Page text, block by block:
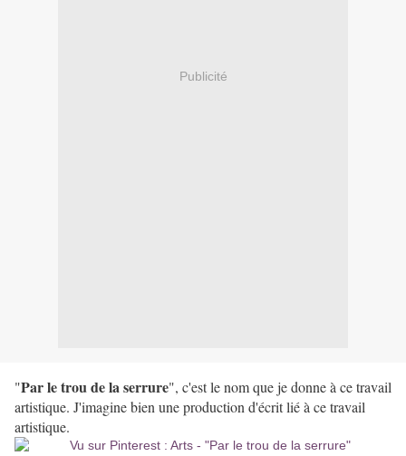
Publicité
"Par le trou de la serrure", c'est le nom que je donne à ce travail
artistique. J'imagine bien une production d'écrit lié à ce travail
artistique.